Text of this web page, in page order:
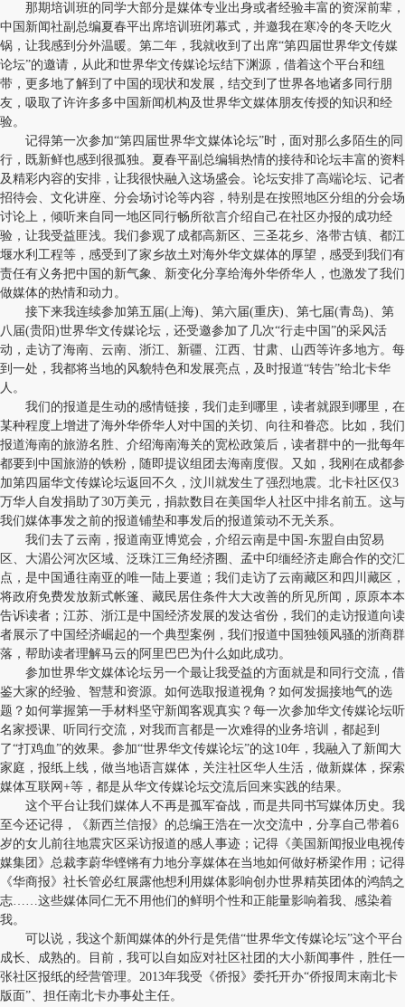
那期培训班的同学大部分是媒体专业出身或者经验丰富的资深前辈，
中国新闻社副总编夏春平出席培训班闭幕式，并邀我在寒冷的冬天吃火
锅，让我感到分外温暖。第二年，我就收到了出席“第四届世界华文传媒
论坛”的邀请，从此和世界华文传媒论坛结下渊源，借着这个平台和纽
带，更多地了解到了中国的现状和发展，结交到了世界各地诸多同行朋
友，吸取了许许多多中国新闻机构及世界华文媒体朋友传授的知识和经
验。
记得第一次参加“第四届世界华文媒体论坛”时，面对那么多陌生的同
行，既新鲜也感到很孤独。夏春平副总编辑热情的接待和论坛丰富的资料
及精彩内容的安排，让我很快融入这场盛会。论坛安排了高端论坛、记者
招待会、文化讲座、分会场讨论等内容，特别是在按照地区分组的分会场
讨论上，倾听来自同一地区同行畅所欲言介绍自己在社区办报的成功经
验，让我受益匪浅。我们参观了成都高新区、三圣花乡、洛带古镇、都江
堰水利工程等，感受到了家乡故土对海外华文媒体的厚望，感受到我们有
责任有义务把中国的新气象、新变化分享给海外华侨华人，也激发了我们
做媒体的热情和动力。
接下来我连续参加第五届(上海)、第六届(重庆)、第七届(青岛)、第
八届(贵阳)世界华文传媒论坛，还受邀参加了几次“行走中国”的采风活
动，走访了海南、云南、浙江、新疆、江西、甘肃、山西等许多地方。每
到一处，我都将当地的风貌特色和发展亮点，及时报道“转告”给北卡华
人。
我们的报道是生动的感情链接，我们走到哪里，读者就跟到哪里，在
某种程度上增进了海外华侨华人对中国的关切、向往和眷恋。比如，我们
报道海南的旅游名胜、介绍海南海关的宽松政策后，读者群中的一批每年
都要到中国旅游的铁粉，随即提议组团去海南度假。又如，我刚在成都参
加第四届华文传媒论坛返回不久，汶川就发生了强烈地震。北卡社区仅3
万华人自发捐助了30万美元，捐款数目在美国华人社区中排名前五。这与
我们媒体事发之前的报道铺垫和事发后的报道策动不无关系。
我们去了云南，报道南亚博览会，介绍云南是中国-东盟自由贸易
区、大湄公河次区域、泛珠江三角经济圈、孟中印缅经济走廊合作的交汇
点，是中国通往南亚的唯一陆上要道；我们走访了云南藏区和四川藏区，
将政府免费发放新式帐篷、藏民居住条件大大改善的所见所闻，原原本本
告诉读者；江苏、浙江是中国经济发展的发达省份，我们的走访报道向读
者展示了中国经济崛起的一个典型案例，我们报道中国独领风骚的浙商群
落，帮助读者理解马云的阿里巴巴为什么如此成功。
参加世界华文媒体论坛另一个最让我受益的方面就是和同行交流，借
鉴大家的经验、智慧和资源。如何选取报道视角？如何发掘接地气的选
题？如何掌握第一手材料坚守新闻客观真实？每一次参加华文传媒论坛听
名家授课、听同行交流，对我而言都是一次难得的业务培训，都起到
了“打鸡血”的效果。参加“世界华文传媒论坛”的这10年，我融入了新闻大
家庭，报纸上线，做当地语言媒体，关注社区华人生活，做新媒体，探索
媒体互联网+等，都是从华文传媒论坛交流后回来实践的结果。
这个平台让我们媒体人不再是孤军奋战，而是共同书写媒体历史。我
至今还记得，《新西兰信报》的总编王浩在一次交流中，分享自己带着6
岁的女儿前往地震灾区采访报道的感人事迹；记得《美国新闻报业电视传
媒集团》总裁李蔚华铿锵有力地分享媒体在当地如何做好桥梁作用；记得
《华商报》社长管必红展露他想利用媒体影响创办世界精英团体的鸿鹄之
志……这些媒体同仁无不用他们的鲜明个性和正能量影响着我、感染着
我。
可以说，我这个新闻媒体的外行是凭借“世界华文传媒论坛”这个平台
成长、成熟的。目前，我可以自如应对社区社团的大小新闻事件，胜任一
张社区报纸的经营管理。2013年我受《侨报》委托开办“侨报周末南北卡
版面”、担任南北卡办事处主任。